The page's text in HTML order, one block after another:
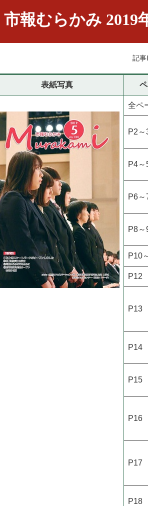
市報むらかみ 2019
記
表紙写真
全ペ
P2～
P4～
P6～
P8～
P10
P12
P13
P14
P15
P16
P17
P18